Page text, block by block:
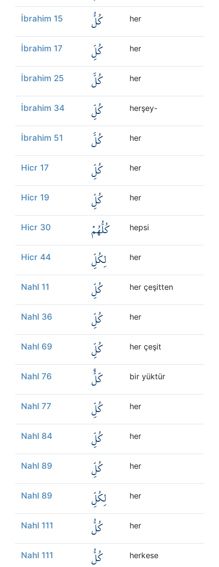
İbrahim 15 كُلُّ her
İbrahim 17 كُلِّ her
İbrahim 25 كُلَّ her
İbrahim 34 كُلِّ herşey-
İbrahim 51 كُلَّ her
Hicr 17 كُلِّ her
Hicr 19 كُلِّ her
Hicr 30 كُلُّهُمْ hepsi
Hicr 44 لِكُلِّ her
Nahl 11 كُلِّ her çeşitten
Nahl 36 كُلِّ her
Nahl 69 كُلِّ her çeşit
Nahl 76 كَلٌّ bir yüktür
Nahl 77 كُلِّ her
Nahl 84 كُلِّ her
Nahl 89 كُلِّ her
Nahl 89 لِكُلِّ her
Nahl 111 كُلُّ her
Nahl 111 كُلُّ herkese